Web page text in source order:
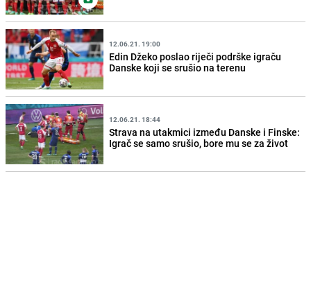
12.06.21. 19:00
Edin Džeko poslao riječi podrške igraču
Danske koji se srušio na terenu
12.06.21. 18:44
Strava na utakmici između Danske i Finske:
Igrač se samo srušio, bore mu se za život